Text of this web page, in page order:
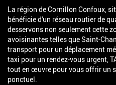
La région de Cornillon Confoux,
bénéficie d'un réseau routier de
desservons non seulement cette
avoisinantes telles que Saint-
transport pour un déplacement
taxi pour un rendez-vous urgent,
tout en œuvre pour vous offrir un
ponctuel.